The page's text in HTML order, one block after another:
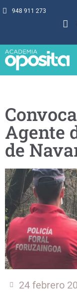
948 911 273
Agente
de
24 febrero